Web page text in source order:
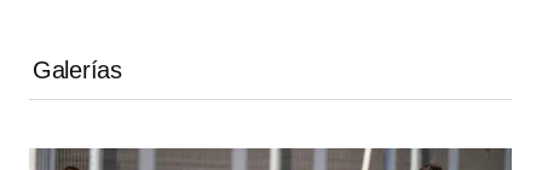
Galerías